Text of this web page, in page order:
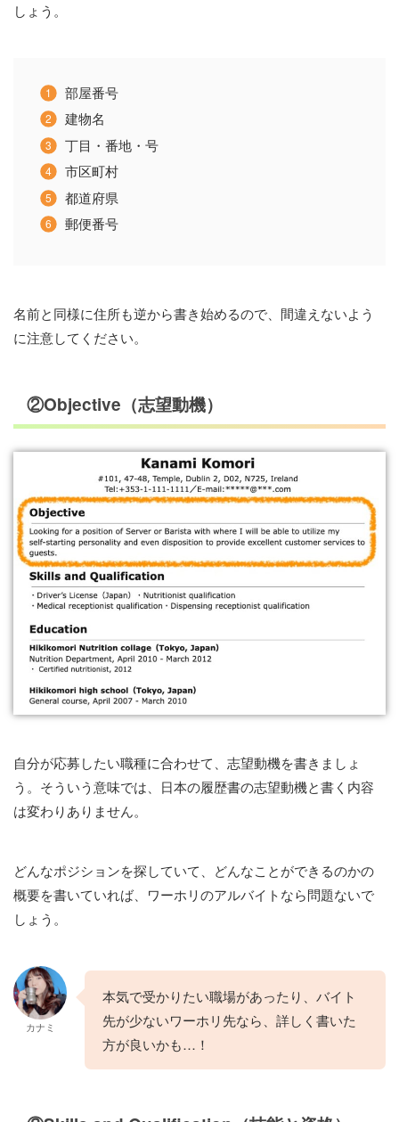
しょう。
部屋番号
建物名
丁目・番地・号
市区町村
都道府県
郵便番号
名前と同様に住所も逆から書き始めるので、間違えないよう
に注意してください。
②Objective（志望動機）
自分が応募したい職種に合わせて、志望動機を書きましょ
う。そういう意味では、日本の履歴書の志望動機と書く内容
は変わりありません。
どんなポジションを探していて、どんなことができるのかの
概要を書いていれば、ワーホリのアルバイトなら問題ないで
しょう。
カナミ
本気で受かりたい職場があったり、バイト
先が少ないワーホリ先なら、詳しく書いた
方が良いかも…！